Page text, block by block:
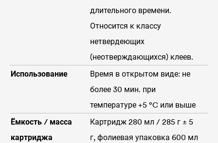
длительного времени.
Относится к классу
нетвердеющих
(неотверждающихся) клеев.
Использование
Время в открытом виде: не
более 30 мин. при
температуре +5 °C или выше
Ёмкость / масса
картриджа
Картридж 280 мл / 285 г ± 5
г, фолиевая упаковка 600 мл